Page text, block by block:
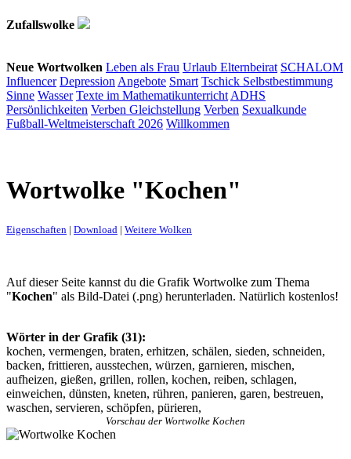
Zufallswolke
Neue Wortwolken Leben als Frau Urlaub Elternbeirat SCHALOM
Influencer Depression Angebote Smart Tschick Selbstbestimmung
Sinne Wasser Texte im Mathematikunterricht ADHS
Persönlichkeiten Verben Gleichstellung Verben Sexualkunde
Fußball-Weltmeisterschaft 2026 Willkommen
Wortwolke "Kochen"
Eigenschaften | Download | Weitere Wolken
Auf dieser Seite kannst du die Grafik Wortwolke zum Thema
"Kochen" als Bild-Datei (.png) herunterladen. Natürlich kostenlos!
Wörter in der Grafik (31):
kochen, vermengen, braten, erhitzen, schälen, sieden, schneiden,
backen, frittieren, ausstechen, würzen, garnieren, mischen,
aufheizen, gießen, grillen, rollen, kochen, reiben, schlagen,
einweichen, dünsten, kneten, rühren, panieren, garen, bestreuen,
waschen, servieren, schöpfen, pürieren,
Vorschau der Wortwolke Kochen